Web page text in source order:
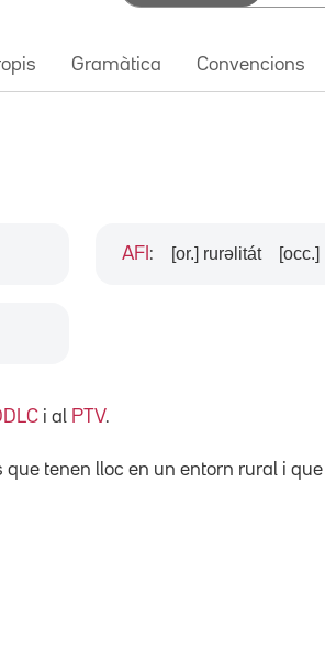
Gramàtica Convencions
AFI : [or.] rurəlitát [occ.]
i al PTV.
tenen lloc en un entorn rural i